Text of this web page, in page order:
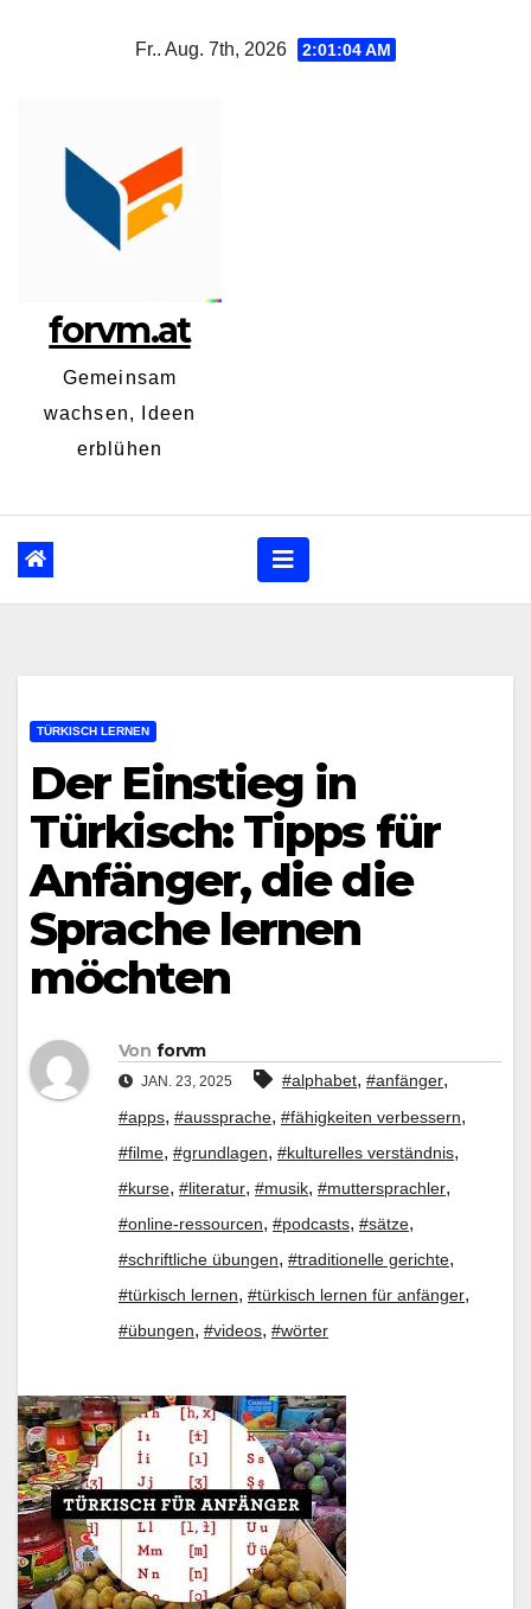
Fr.. Aug. 7th, 2026 2:01:05 AM
forvm.at
Gemeinsam
wachsen, Ideen
erblühen
TÜRKISCH LERNEN
Der Einstieg in
Türkisch: Tipps für
Anfänger, die die
Sprache lernen
möchten
Von forvm
JAN. 23, 2025 #alphabet, #anfänger,
#apps, #aussprache, #fähigkeiten verbessern,
#filme, #grundlagen, #kulturelles verständnis,
#kurse, #literatur, #musik, #muttersprachler,
#online-ressourcen, #podcasts, #sätze,
#schriftliche übungen, #traditionelle gerichte,
#türkisch lernen, #türkisch lernen für anfänger,
#übungen, #videos, #wörter